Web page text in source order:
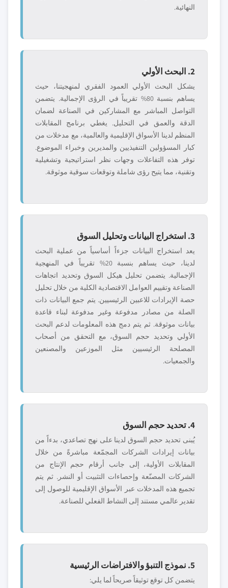
النهائية.
2. البحث الأولي
يشكل البحث الأولي العمود الفقري لمنهجيتنا، حيث
يساهم بنسبة 80% تقريباً في الرؤى الإجمالية. يتضمن
التواصل المباشر مع المشاركين في الصناعة لضمان
الدقة والعمق في التحليل. يغطي برنامج المقابلات
المنظم لدينا الأسواق الإقليمية والعالمية، مع مدخلات من
كبار المسؤولين التنفيذيين والمديرين وخبراء الموضوع.
توفر هذه التفاعلات وجهات نظر استراتيجية وتشغيلية
وتقنية، مما يتيح رؤى شاملة وتوقعات سوقية موثوقة.
3. استخراج البيانات وتحليل السوق
يعد استخراج البيانات جزءاً أساسياً من عملية البحث
لدينا، حيث يساهم بنسبة 20% تقريباً في المنهجية
الإجمالية. يتضمن تحليل هيكل السوق وتحديد اتجاهات
الصناعة وتقييم العوامل الاقتصادية الكلية من خلال تحليل
حصة الإيرادات للاعبين الرئيسيين. يتم جمع البيانات ذات
الصلة من مصادر مدفوعة وغير مدفوعة لبناء قاعدة
بيانات موثوقة. ثم يتم دمج هذه المعلومات لدعم البحث
الأولي وتحديد حجم السوق، مع التحقق من أصحاب
المصلحة الرئيسيين مثل الموزعين والمصنعين
والجمعيات.
4. تحديد حجم السوق
يُبنى تحديد حجم السوق لدينا على نهج تصاعدي، بدءاً من
بيانات إيرادات الشركات المجمّعة مباشرةً من خلال
المقابلات الأولية، إلى جانب أرقام حجم الإنتاج من
الشركات المصنّعة وإحصاءات التثبيت أو النشر. ثم يتم
تجميع هذه المدخلات عبر الأسواق الإقليمية للوصول إلى
تقدير عالمي مستند إلى النشاط الفعلي للصناعة.
5. نموذج التنبؤ والافتراضات الرئيسية
يتضمن كل توقع توثيقاً صريحاً لما يلي: